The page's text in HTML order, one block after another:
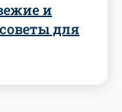
и
для